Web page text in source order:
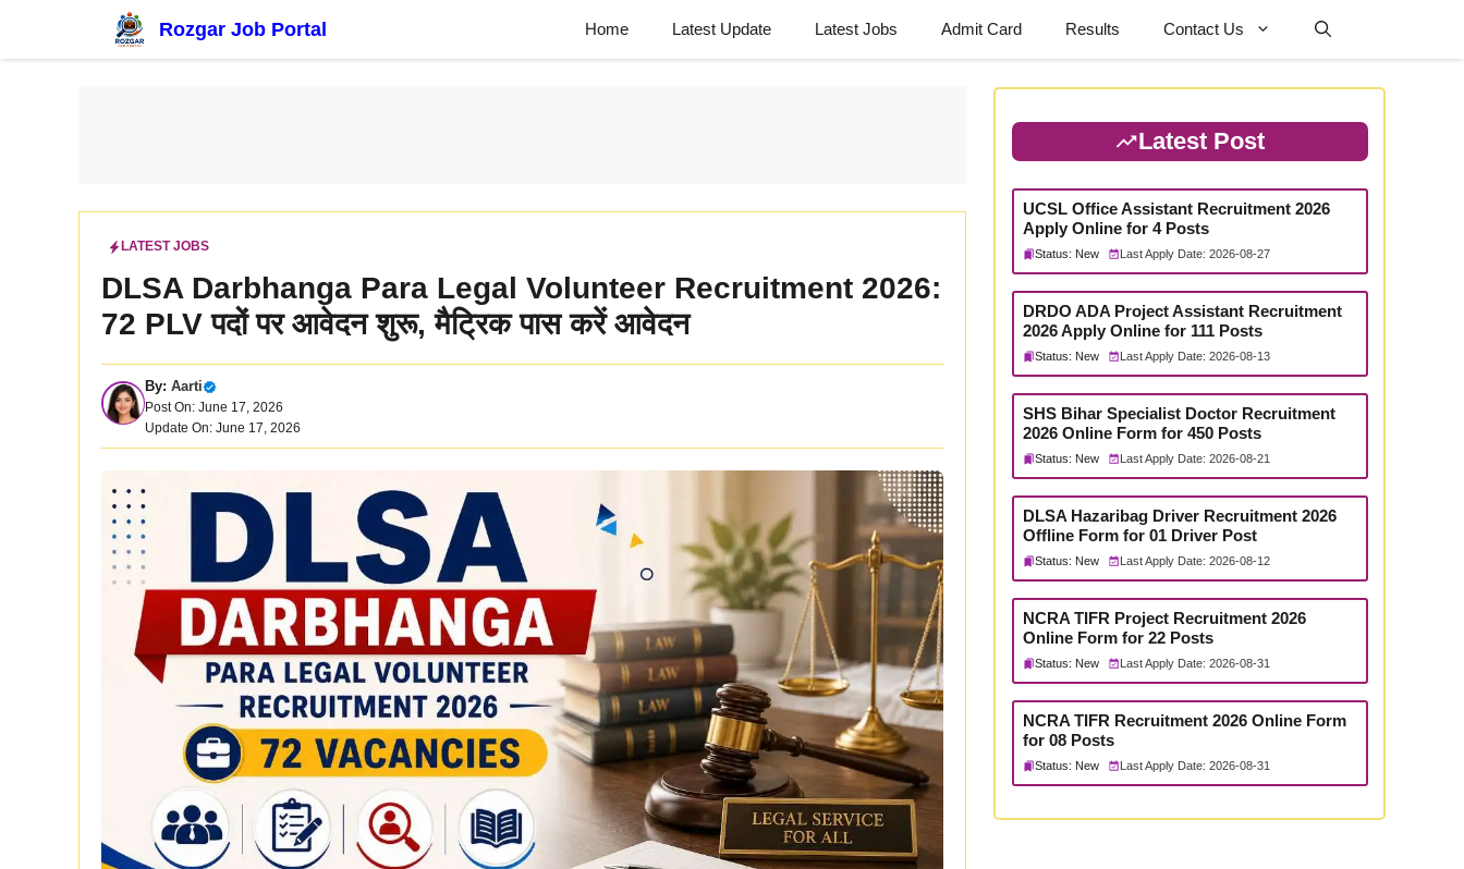
content
Rozgar Job Portal Home Latest Update Latest Jobs Admit Card Results Contact Us
LATEST JOBS
DLSA Darbhanga Para Legal Volunteer Recruitment 2026:
72 PLV पदों पर आवेदन शुरू, मैट्रिक पास करें आवेदन
By: Aarti
Post On: June 17, 2026
Update On: June 17, 2026
Latest Post
UCSL Office Assistant Recruitment 2026
Apply Online for 4 Posts
Status: New Last Apply Date: 2026-08-27
DRDO ADA Project Assistant Recruitment
2026 Apply Online for 111 Posts
Status: New Last Apply Date: 2026-08-13
SHS Bihar Specialist Doctor Recruitment
2026 Online Form for 450 Posts
Status: New Last Apply Date: 2026-08-21
DLSA Hazaribag Driver Recruitment 2026
Offline Form for 01 Driver Post
Status: New Last Apply Date: 2026-08-12
NCRA TIFR Project Recruitment 2026
Online Form for 22 Posts
Status: New Last Apply Date: 2026-08-31
NCRA TIFR Recruitment 2026 Online Form
for 08 Posts
Status: New Last Apply Date: 2026-08-31